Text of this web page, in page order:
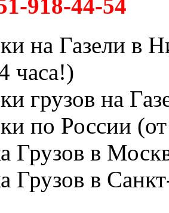
918-44-54
на Газели в
часа!)
грузов на
по России
Грузов в
Грузов в